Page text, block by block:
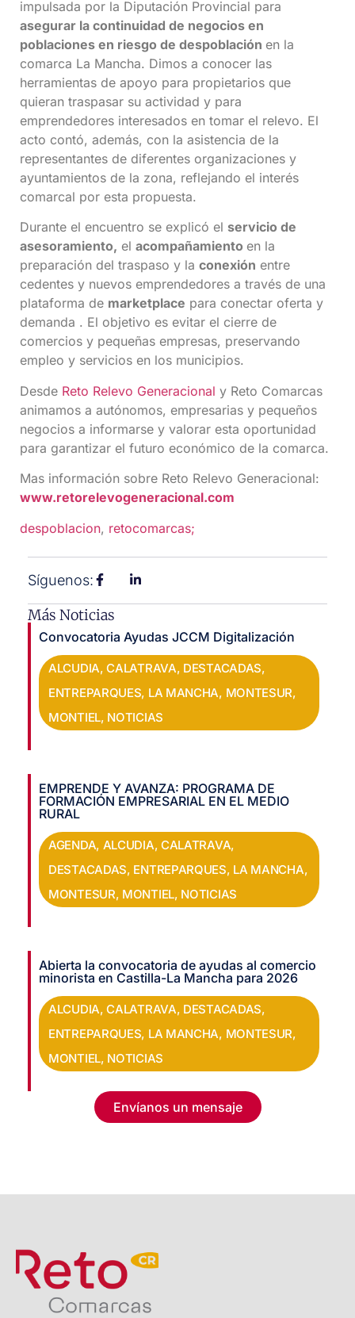
impulsada por la Diputación Provincial para
asegurar la continuidad de negocios en
poblaciones en riesgo de despoblación en la
comarca La Mancha. Dimos a conocer las
herramientas de apoyo para propietarios que
quieran traspasar su actividad y para
emprendedores interesados en tomar el relevo. El
acto contó, además, con la asistencia de la
representantes de diferentes organizaciones y
ayuntamientos de la zona, reflejando el interés
comarcal por esta propuesta.
Durante el encuentro se explicó el servicio de
asesoramiento, el acompañamiento en la
preparación del traspaso y la conexión entre
cedentes y nuevos emprendedores a través de una
plataforma de marketplace para conectar oferta y
demanda . El objetivo es evitar el cierre de
comercios y pequeñas empresas, preservando
empleo y servicios en los municipios.
Desde Reto Relevo Generacional y Reto Comarcas
animamos a autónomos, empresarias y pequeños
negocios a informarse y valorar esta oportunidad
para garantizar el futuro económico de la comarca.
Mas información sobre Reto Relevo Generacional:
www.retorelevogeneracional.com
despoblacion, retocomarcas;
Síguenos:
Más Noticias
Convocatoria Ayudas JCCM Digitalización
ALCUDIA,CALATRAVA, DESTACADAS,
ENTREPARQUES, LA MANCHA, MONTESUR,
MONTIEL, NOTICIAS
EMPRENDE Y AVANZA: PROGRAMA DE
FORMACIÓN EMPRESARIAL EN EL MEDIO
RURAL
AGENDA, ALCUDIA, CALATRAVA,
DESTACADAS, ENTREPARQUES, LA MANCHA,
MONTESUR, MONTIEL, NOTICIAS
Abierta la convocatoria de ayudas al comercio
minorista en Castilla-La Mancha para 2026
ALCUDIA,CALATRAVA, DESTACADAS,
ENTREPARQUES, LA MANCHA, MONTESUR,
MONTIEL, NOTICIAS
Envíanos un mensaje